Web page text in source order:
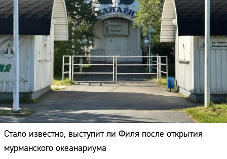
Стало известно, выступит ли Филя после открытия
мурманского океанариума